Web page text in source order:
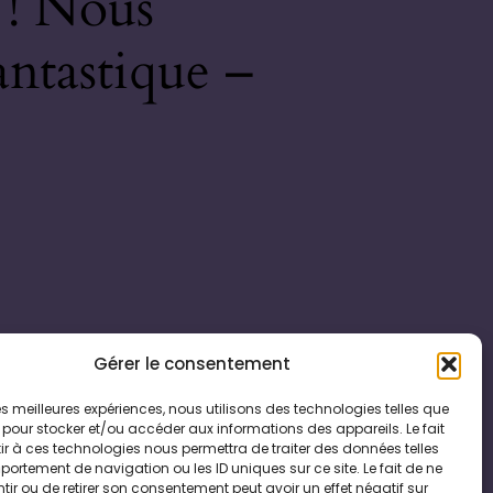
Gérer le consentement
meilleures expériences, nous utilisons des technologies telles que
stocker et/ou accéder aux informations des appareils. Le fait
à ces technologies nous permettra de traiter des données telles
de navigation ou les ID uniques sur ce site. Le fait de ne
ou de retirer son consentement peut avoir un effet négatif sur
–